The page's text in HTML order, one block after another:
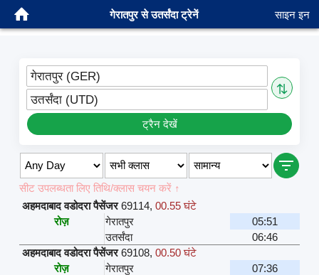
गेरातपुर से उतर्संदा ट्रेनें साइन इन
गेरातपुर (GER)
⇅
उतर्संदा (UTD)
ट्रैन देखें
सीट उपलब्धता लिए तिथि/क्लास चयन करें ↑
अहमदाबाद वडोदरा पैसेंजर 69114, 00.55 घंटे
रोज़
गेरातपुर
05:51
उतर्संदा
06:46
अहमदाबाद वडोदरा पैसेंजर 69108, 00.50 घंटे
रोज़
गेरातपुर
07:36